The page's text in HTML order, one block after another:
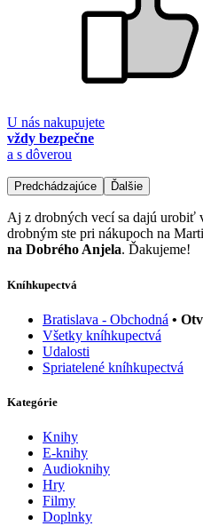
U nás nakupujete
vždy bezpečne
a s dôverou
Predchádzajúce Ďalšie
Aj z drobných vecí sa dajú
drobným ste pri nákupoch na
na Dobrého Anjela. Ďakujeme!
Kníhkupectvá
Bratislava - Obchodná •
Všetky kníhkupectvá
Udalosti
Spriatelené kníhkupectvá
Kategórie
Knihy
E-knihy
Audioknihy
Hry
Filmy
Doplnky